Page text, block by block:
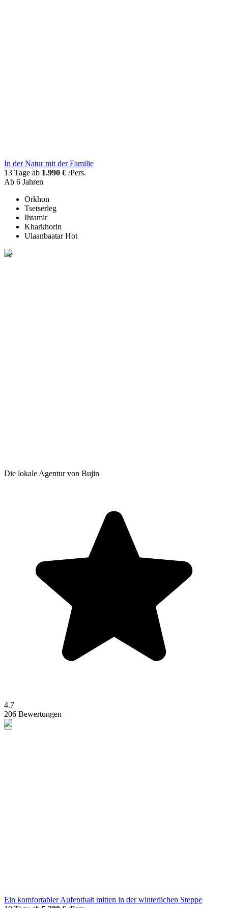
In der Natur mit der Familie
13 Tage ab 1.990 € /Pers.
Ab 6 Jahren
Orkhon
Tsetserleg
Ihtamir
Kharkhorin
Ulaanbaatar Hot
Die lokale Agentur von Bujin
4.7
206 Bewertungen
Ein komfortabler Aufenthalt mitten in der winterlichen Steppe